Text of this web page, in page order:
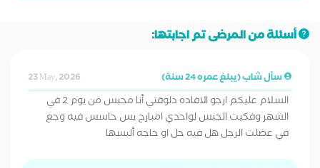
أسئلة من المرضى تم اجابتها:
سأل شاب (يبلغ عمره 24 سنة) 23 May, 2026
السلام عليكم ارجو الافاده دلوقتي أنا مجبس من يوم 2 في
الشهر وفكيت الجبس لواحدي امبارح بس حاسس فيه وجع
في عضلت الرجل هل فيه حل او حاجه ألبسها